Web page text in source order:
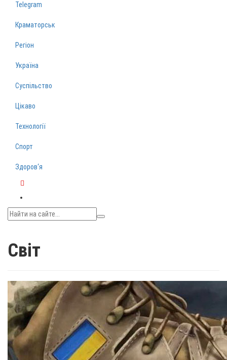
Telegram
Краматорськ
Регіон
Україна
Суспільство
Цікаво
Технології
Спорт
Здоров‘я
Світ